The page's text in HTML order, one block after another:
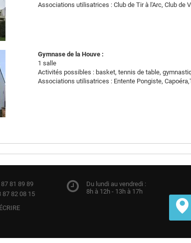
Associations utilisatrices : Club de Tir à l'Arc, Club de
Gymnase de la Houve :
1 salle
Activités possibles : basket, tennis de table,
Associations utilisatrices : Entente Pongiste,
81 89 89
87 82 08 15
Du lundi au vendredi :
8h à 12h - 13h à 17h